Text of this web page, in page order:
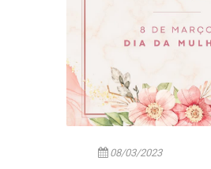
08/03/2023